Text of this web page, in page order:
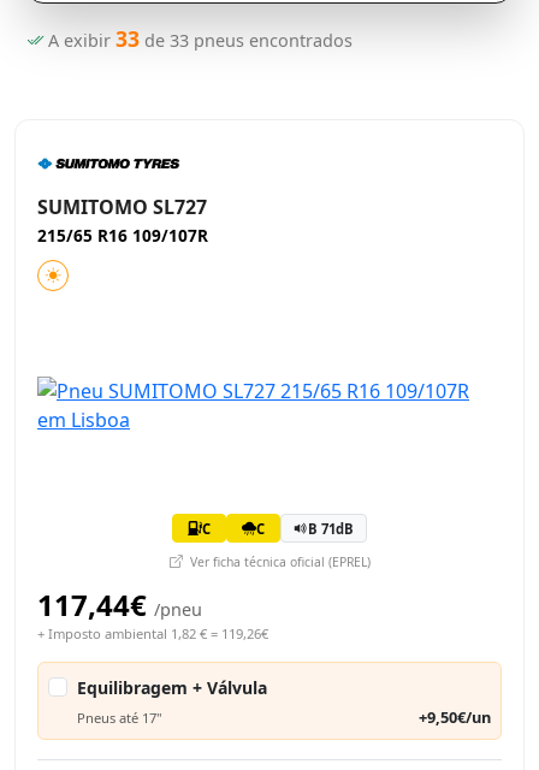
A exibir 33 de 33 pneus encontrados
SUMITOMO SL727
215/65 R16 109/107R
C C B 71dB
Ver ficha técnica oficial (EPREL)
117,44€ /pneu
+ Imposto ambiental 1,82 € = 119,26€
Equilibragem + Válvula
Pneus até 17" +9,50€/un